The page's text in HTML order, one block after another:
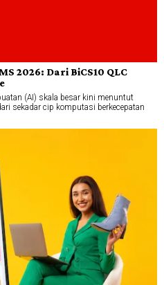
2026: Dari BiCS10 QLC
(AI) skala besar kini menuntut
sekadar cip komputasi berkecepatan